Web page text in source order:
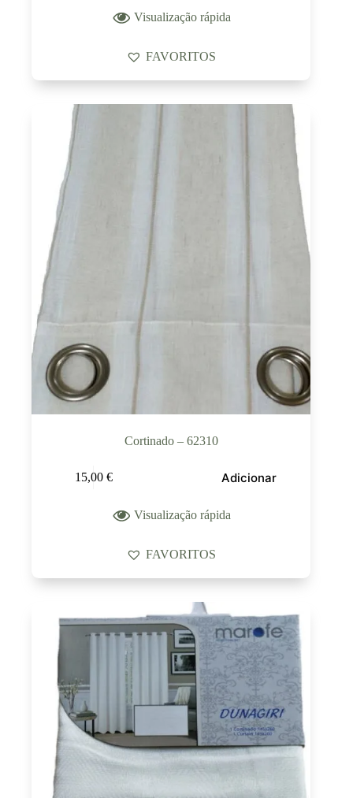
Visualização rápida
FAVORITOS
Cortinado – 62310
15,00 € Adicionar
Visualização rápida
FAVORITOS